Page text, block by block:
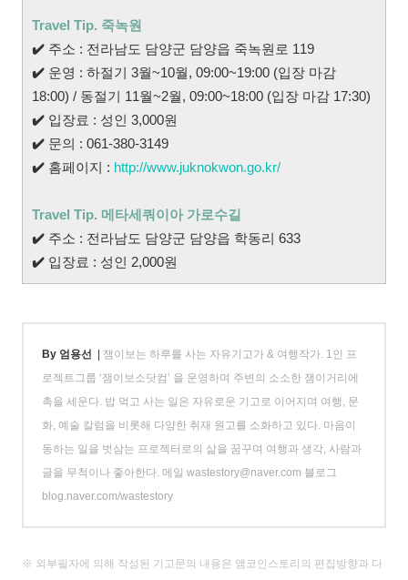
Travel Tip. 죽녹원
✔️ 주소 : 전라남도 담양군 담양읍 죽녹원로 119
✔️ 운영 : 하절기 3월~10월, 09:00~19:00 (입장 마감
18:00) / 동절기 11월~2월, 09:00~18:00 (입장 마감 17:30)
✔️ 입장료 : 성인 3,000원
✔️ 문의 : 061-380-3149
✔️ 홈페이지 : http://www.juknokwon.go.kr/
Travel Tip. 메타세쿼이아 가로수길
✔️ 주소 : 전라남도 담양군 담양읍 학동리 633
✔️ 입장료 : 성인 2,000원
By 엄용선 | 잼이보는 하루를 사는 자유기고가 & 여행작가. 1인 프
로젝트그룹 ‘잼이보소닷컴’ 을 운영하며 주변의 소소한 잼이거리에
촉을 세운다. 밥 먹고 사는 일은 자유로운 기고로 이어지며 여행, 문
화, 예술 칼럼을 비롯해 다양한 취재 원고를 소화하고 있다. 마음이
동하는 일을 벗삼는 프로젝터로의 삶을 꿈꾸며 여행과 생각, 사람과
글을 무척이나 좋아한다. 메일 wastestory@naver.com 블로그
blog.naver.com/wastestory
※ 외부필자에 의해 작성된 기고문의 내용은 앰코인스토리의 편집방향과 다